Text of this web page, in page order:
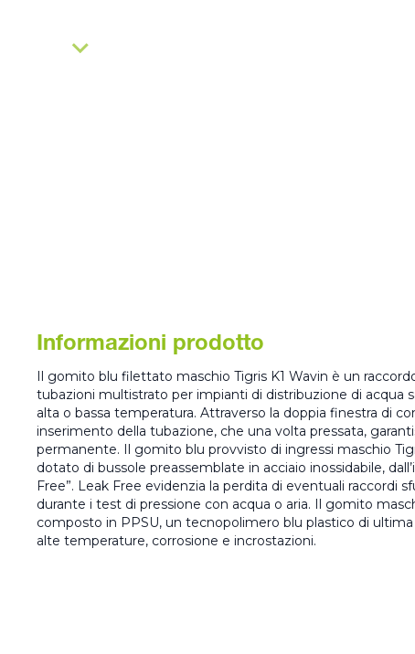
Informazioni prodotto
Il gomito blu filettato maschio Tigris K1 Wavin è un
tubazioni multistrato per impianti di distribuzione di acqua
alta o bassa temperatura. Attraverso la doppia finestra di
inserimento della tubazione, che una volta pressata,
permanente. Il gomito blu provvisto di ingressi maschio
dotato di bussole preassemblate in acciaio inossidabile,
Free”. Leak Free evidenzia la perdita di eventuali raccordi
durante i test di pressione con acqua o aria. Il gomito
composto in PPSU, un tecnopolimero blu plastico di
alte temperature, corrosione e incrostazioni.